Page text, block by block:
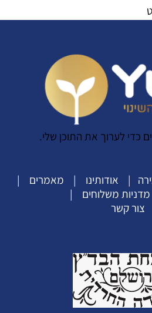
כדי לערוך את התוכן שלי.
| אודותינו | מאמרים
|
מדניות משלוחים |
צור קשר